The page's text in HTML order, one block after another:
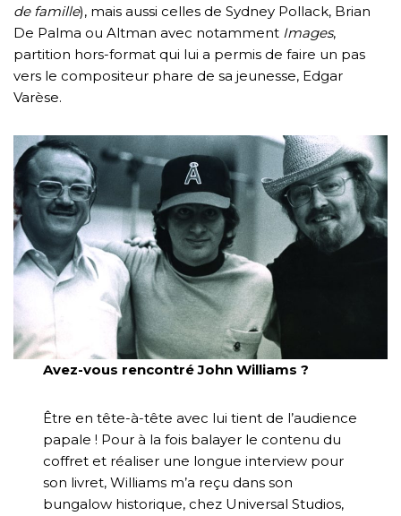
de famille), mais aussi celles de Sydney Pollack, Brian
De Palma ou Altman avec notamment Images,
partition hors-format qui lui a permis de faire un pas
vers le compositeur phare de sa jeunesse, Edgar
Varèse.
Avez-vous rencontré John Williams ?
Être en tête-à-tête avec lui tient de l’audience
papale ! Pour à la fois balayer le contenu du
coffret et réaliser une longue interview pour
son livret, Williams m’a reçu dans son
bungalow historique, chez Universal Studios,